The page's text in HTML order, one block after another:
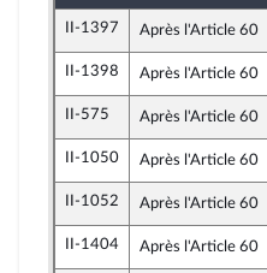
II-1397 Après l'Article 60
II-1398 Après l'Article 60
II-575 Après l'Article 60
II-1050 Après l'Article 60
II-1052 Après l'Article 60
II-1404 Après l'Article 60